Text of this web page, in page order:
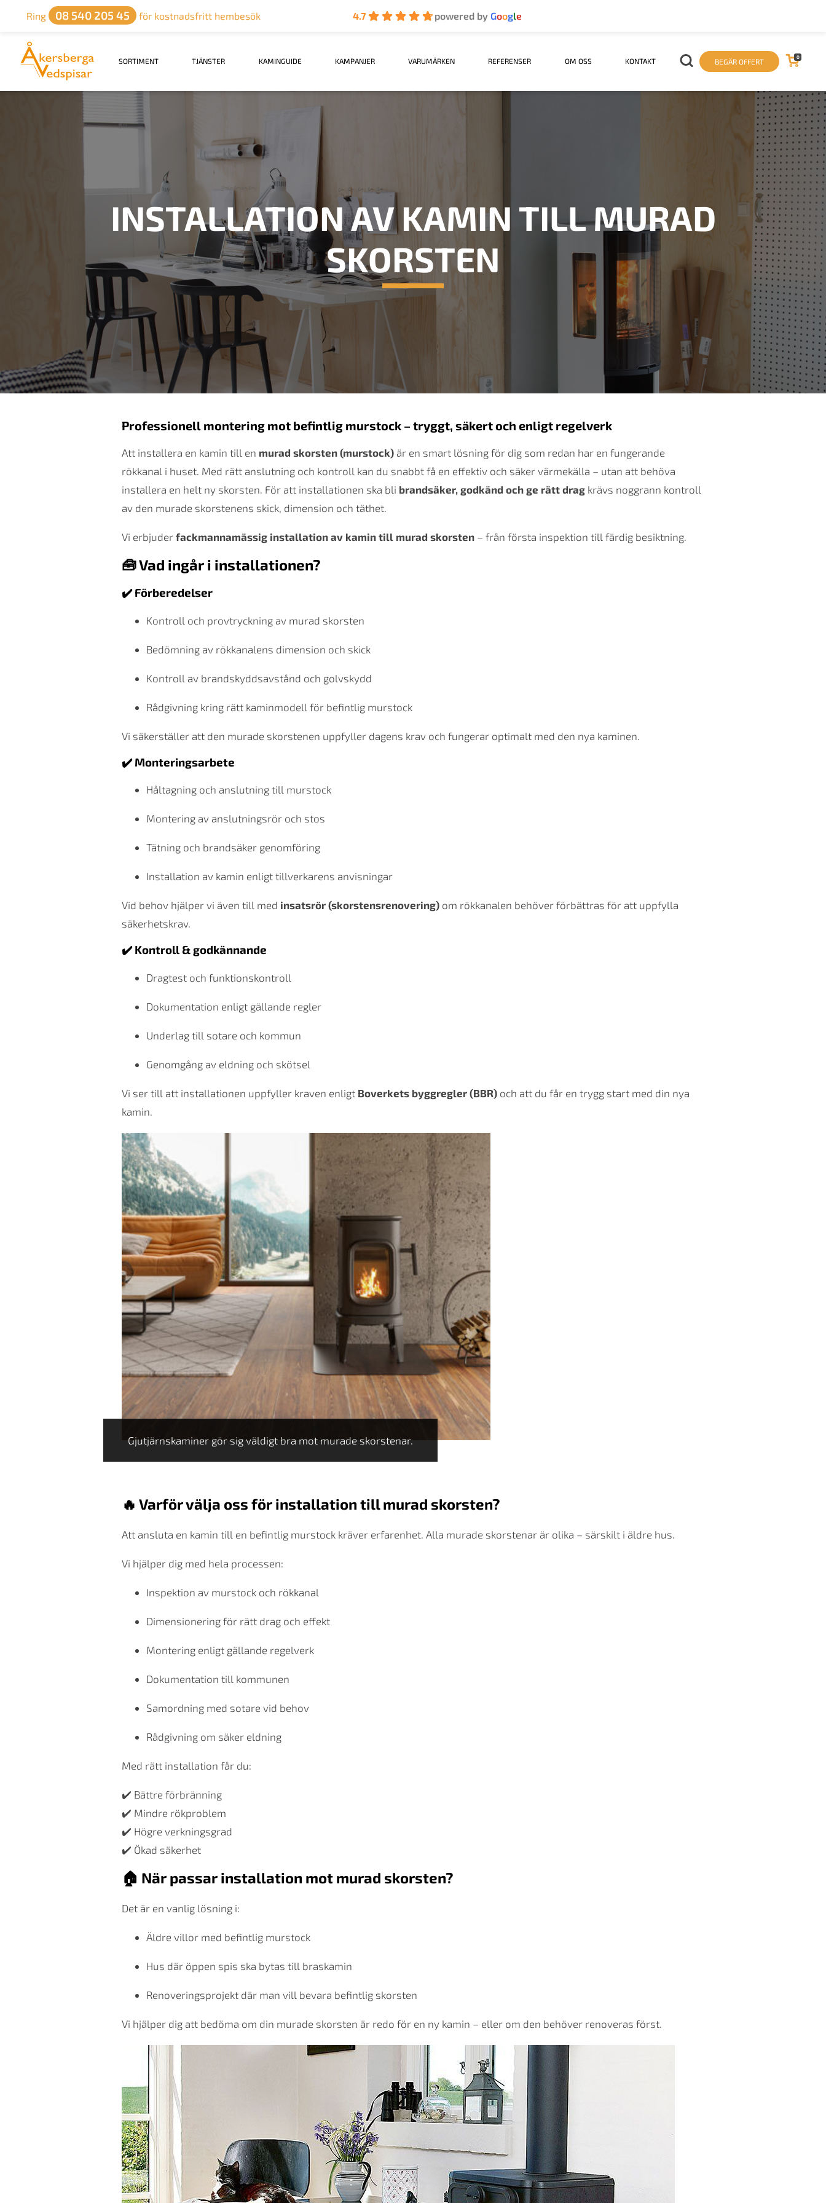
Ring 08 540 205 45 för kostnadsfritt hembesök 4.7 powered byGoogle
SORTIMENT TJÄNSTER KAMINGUIDE KAMPANJER VARUMÄRKEN REFERENSER OM OSS KONTAKT BEGÄR OFFERT 0
INSTALLATION AV KAMIN TILL MURAD
SKORSTEN
Professionell montering mot befintlig murstock – tryggt, säkert och enligt regelverk
Att installera en kamin till en murad skorsten (murstock) är en smart lösning för dig som redan har en fungerande
rökkanal i huset. Med rätt anslutning och kontroll kan du snabbt få en effektiv och säker värmekälla – utan att behöva
installera en helt ny skorsten. För att installationen ska bli brandsäker, godkänd och ge rätt drag krävs noggrann kontroll
av den murade skorstenens skick, dimension och täthet.
Vi erbjuder fackmannamässig installation av kamin till murad skorsten – från första inspektion till färdig besiktning.
🧰 Vad ingår i installationen?
✔️ Förberedelser
Kontroll och provtryckning av murad skorsten
Bedömning av rökkanalens dimension och skick
Kontroll av brandskyddsavstånd och golvskydd
Rådgivning kring rätt kaminmodell för befintlig murstock
Vi säkerställer att den murade skorstenen uppfyller dagens krav och fungerar optimalt med den nya kaminen.
✔️ Monteringsarbete
Håltagning och anslutning till murstock
Montering av anslutningsrör och stos
Tätning och brandsäker genomföring
Installation av kamin enligt tillverkarens anvisningar
Vid behov hjälper vi även till med insatsrör (skorstensrenovering) om rökkanalen behöver förbättras för att uppfylla
säkerhetskrav.
✔️ Kontroll & godkännande
Dragtest och funktionskontroll
Dokumentation enligt gällande regler
Underlag till sotare och kommun
Genomgång av eldning och skötsel
Vi ser till att installationen uppfyller kraven enligt Boverkets byggregler (BBR) och att du får en trygg start med din nya
kamin.
Gjutjärnskaminer gör sig väldigt bra mot murade skorstenar.
🔥 Varför välja oss för installation till murad skorsten?
Att ansluta en kamin till en befintlig murstock kräver erfarenhet. Alla murade skorstenar är olika – särskilt i äldre hus.
Vi hjälper dig med hela processen:
Inspektion av murstock och rökkanal
Dimensionering för rätt drag och effekt
Montering enligt gällande regelverk
Dokumentation till kommunen
Samordning med sotare vid behov
Rådgivning om säker eldning
Med rätt installation får du:
✔️ Bättre förbränning
✔️ Mindre rökproblem
✔️ Högre verkningsgrad
✔️ Ökad säkerhet
🏠 När passar installation mot murad skorsten?
Det är en vanlig lösning i:
Äldre villor med befintlig murstock
Hus där öppen spis ska bytas till braskamin
Renoveringsprojekt där man vill bevara befintlig skorsten
Vi hjälper dig att bedöma om din murade skorsten är redo för en ny kamin – eller om den behöver renoveras först.